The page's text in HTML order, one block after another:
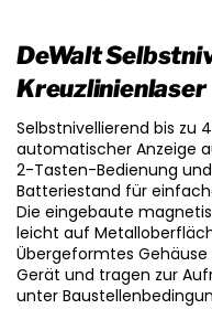
DeWalt
Kreuzlinienlaser
Selbstnivellierend bis zu
automatischer Anzeige
2-Tasten-Bedienung
Batteriestand für
Die eingebaute
leicht auf
Übergeformtes
Gerät und tragen zur
unter